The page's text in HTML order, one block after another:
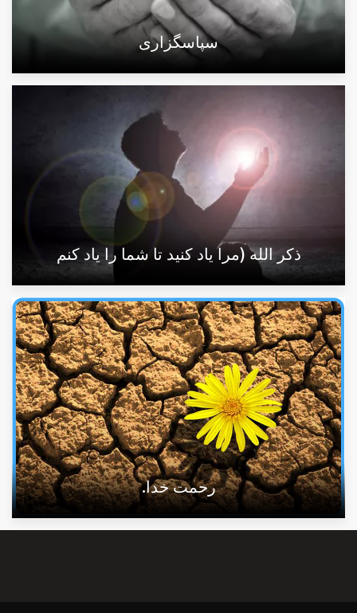
سپاسگزاری
ذكر الله (مرا یاد کنید تا شما را یاد کنم
رحمت خدا.